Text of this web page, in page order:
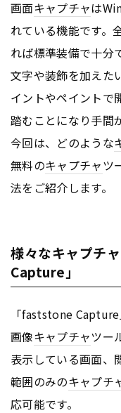
画面キャプチャは
れている機能です。
れば標準装備で十分
文字や装飾を加えた
イントやペイントで
踏むことになり手間
今回は、どのような
無料のキャプチャツ
法をご紹介します。
様々なキャプチ
Capture」
「faststone
画像キャプチャツー
表示している画面、
範囲のみのキャプチ
応可能です。